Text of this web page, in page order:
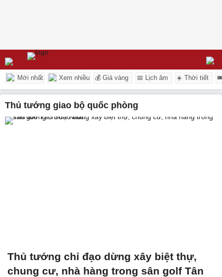
Mới nhất Xem nhiều 💰 Giá vàng 📅 Lịch âm ☀️ Thời tiết
thủ tướng giao bộ quốc phòng
Thủ tướng chỉ đạo dừng xây biệt thự,
chung cư, nhà hàng trong sân golf Tân